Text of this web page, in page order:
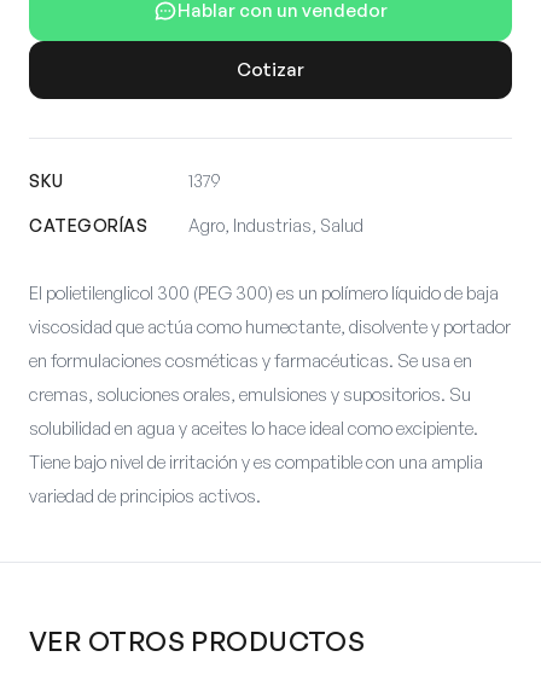
Hablar con un vendedor
Cotizar
SKU 1379
CATEGORÍAS Agro, Industrias, Salud
El polietilenglicol 300 (PEG 300) es un polímero líquido de baja
viscosidad que actúa como humectante, disolvente y portador
en formulaciones cosméticas y farmacéuticas. Se usa en
cremas, soluciones orales, emulsiones y supositorios. Su
solubilidad en agua y aceites lo hace ideal como excipiente.
Tiene bajo nivel de irritación y es compatible con una amplia
variedad de principios activos.
VER OTROS PRODUCTOS